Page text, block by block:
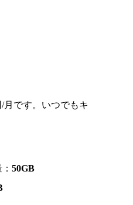
月です。いつでもキ
50GB